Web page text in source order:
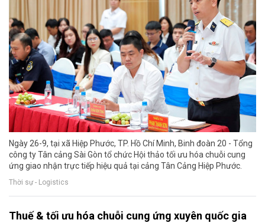
Ngày 26-9, tại xã Hiệp Phước, TP. Hồ Chí Minh, Binh đoàn 20 - Tổng
công ty Tân cảng Sài Gòn tổ chức Hội thảo tối ưu hóa chuỗi cung
ứng giao nhận trực tiếp hiệu quả tại cảng Tân Cảng Hiệp Phước.
Thời sự - Logistics
Thuế & tối ưu hóa chuỗi cung ứng xuyên quốc gia